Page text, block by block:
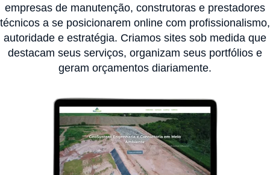
empresas de manutenção, construtoras e prestadores
técnicos a se posicionarem online com profissionalismo,
autoridade e estratégia. Criamos sites sob medida que
destacam seus serviços, organizam seus portfólios e
geram orçamentos diariamente.